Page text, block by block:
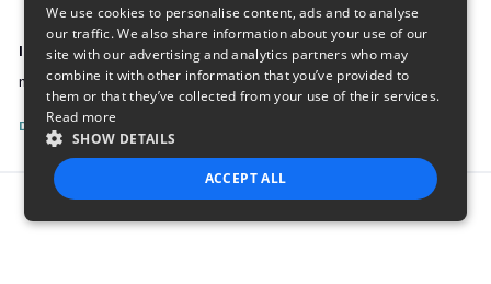
ID de campaña
miller-and-jacob
Denunciar esta listing
We use cookies to personalise content, ads and to analyse
our traffic. We also share information about your use of our
site with our advertising and analytics partners who may
combine it with other information that you’ve provided to
them or that they’ve collected from your use of their services.
Read more
SHOW DETAILS
ACCEPT ALL
STRICTLY NECESSARY PERFORMANCE